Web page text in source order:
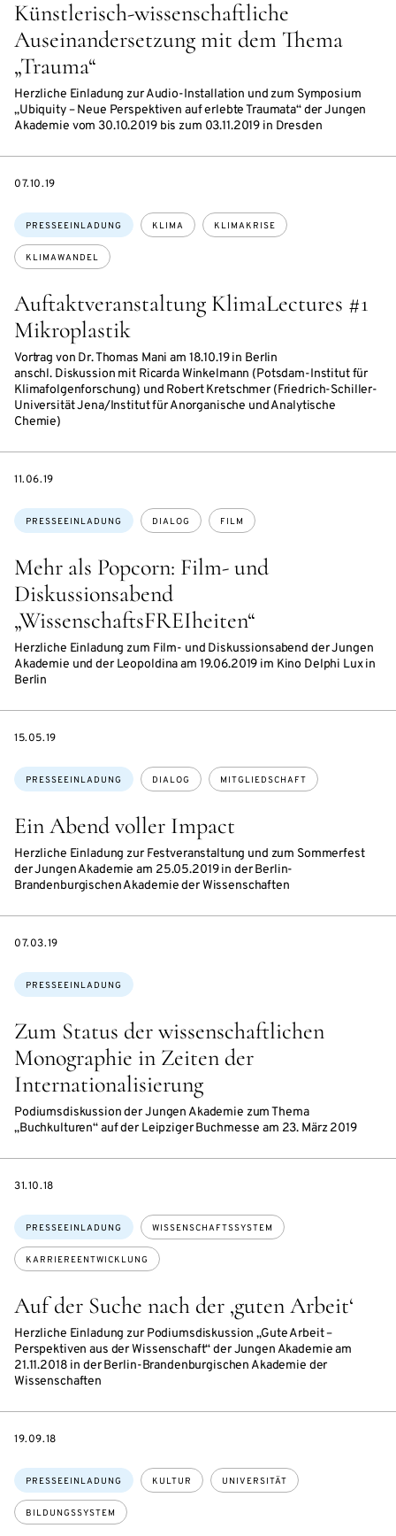
Künstlerisch-wissenschaftliche
Auseinandersetzung mit dem Thema
„Trauma“
Herzliche Einladung zur Audio-Installation und zum Symposium
„Ubiquity – Neue Perspektiven auf erlebte Traumata“ der Jungen
Akademie vom 30.10.2019 bis zum 03.11.2019 in Dresden
Auftaktveranstaltung KlimaLectures #1
Mikroplastik
Vortrag von Dr. Thomas Mani am 18.10.19 in Berlin
anschl. Diskussion mit Ricarda Winkelmann (Potsdam-Institut für
Klimafolgenforschung) und Robert Kretschmer (Friedrich-Schiller-
Universität Jena/Institut für Anorganische und Analytische
Chemie)
Themen:
PRESSEEINLADUNG KLIMA KLIMAKRISE
KLIMAWANDEL
DATE
07.10.19
Mehr als Popcorn: Film- und
Diskussionsabend
„WissenschaftsFREIheiten“
Herzliche Einladung zum Film- und Diskussionsabend der Jungen
Akademie und der Leopoldina am 19.06.2019 im Kino Delphi Lux in
Berlin
Themen:
PRESSEEINLADUNG DIALOG FILM
DATE
11.06.19
Ein Abend voller Impact
Herzliche Einladung zur Festveranstaltung und zum Sommerfest
der Jungen Akademie am 25.05.2019 in der Berlin-
Brandenburgischen Akademie der Wissenschaften
Themen:
PRESSEEINLADUNG DIALOG MITGLIEDSCHAFT
DATE
15.05.19
Zum Status der wissenschaftlichen
Monographie in Zeiten der
Internationalisierung
Podiumsdiskussion der Jungen Akademie zum Thema
„Buchkulturen“ auf der Leipziger Buchmesse am 23. März 2019
Themen:
PRESSEEINLADUNG
DATE
07.03.19
Auf der Suche nach der ‚guten Arbeit‘
Herzliche Einladung zur Podiumsdiskussion „Gute Arbeit –
Perspektiven aus der Wissenschaft“ der Jungen Akademie am
21.11.2018 in der Berlin-Brandenburgischen Akademie der
Wissenschaften
Themen:
PRESSEEINLADUNG WISSENSCHAFTSSYSTEM
KARRIEREENTWICKLUNG
DATE
31.10.18
Themen:
PRESSEEINLADUNG KULTUR UNIVERSITÄT
BILDUNGSSYSTEM
DATE
19.09.18